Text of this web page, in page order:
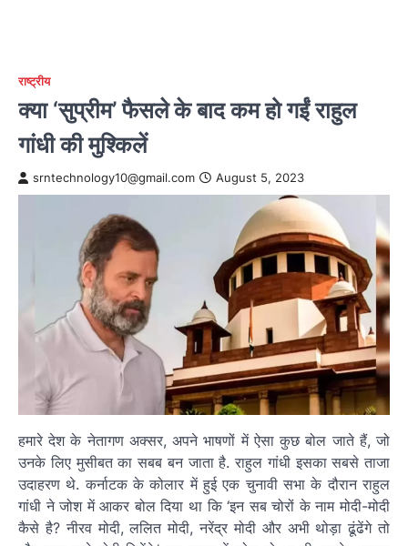
राष्ट्रीय
क्या ‘सुप्रीम’ फैसले के बाद कम हो गईं राहुल
गांधी की मुश्किलें
srntechnology10@gmail.com August 5, 2023
हमारे देश के नेतागण अक्सर, अपने भाषणों में ऐसा कुछ बोल जाते हैं, जो
उनके लिए मुसीबत का सबब बन जाता है. राहुल गांधी इसका सबसे ताजा
उदाहरण थे. कर्नाटक के कोलार में हुई एक चुनावी सभा के दौरान राहुल
गांधी ने जोश में आकर बोल दिया था कि ‘इन सब चोरों के नाम मोदी-मोदी
कैसे है? नीरव मोदी, ललित मोदी, नरेंद्र मोदी और अभी थोड़ा ढूंढेंगे तो